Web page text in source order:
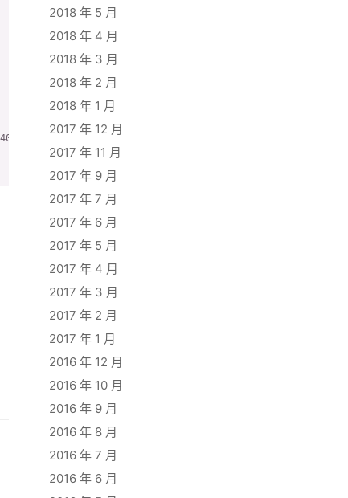
merged
2018 年 5 月
2018 年 4 月
2018 年 3 月
2018 年 2 月
2018 年 1 月
2017 年 12 月
2017 年 11 月
2017 年 9 月
2017 年 7 月
2017 年 6 月
2017 年 5 月
2017 年 4 月
2017 年 3 月
2017 年 2 月
2017 年 1 月
2016 年 12 月
2016 年 10 月
2016 年 9 月
2016 年 8 月
2016 年 7 月
2016 年 6 月